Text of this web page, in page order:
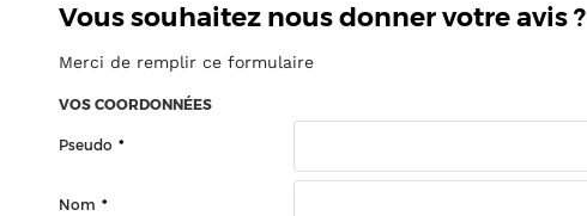
Vous souhaitez nous donner votre avis ?
Merci de remplir ce formulaire
VOS COORDONNÉES
Pseudo *
Nom *